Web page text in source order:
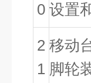
0 设置
2
1
移动
脚轮